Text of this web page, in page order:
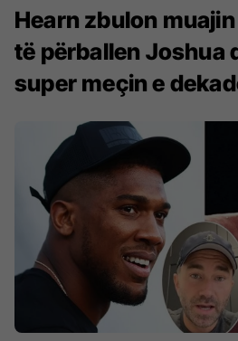
Hearn zbulon
të përballen Joshua
super meçin e